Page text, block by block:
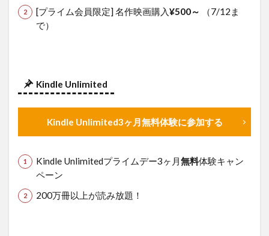
チ
3.3
​​​​​​​ ホワイ
ト
【Amazon.co.jp
蒸気でホットア
イマスク ラベ
16枚入
[プライム会員限定] 名作映画購入¥500～ （7/12ま
で）
Kindle Unlimited
Kindle Unlimited3ヶ月無料体験に参加する
Kindle Unlimitedプライムデー3ヶ月無料体験キャン
ペーン
200万冊以上が読み放題！